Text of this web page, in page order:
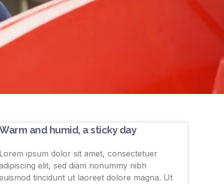
and humid, a sticky day
Lorem ipsum dolor sit amet, consectetuer
elit, sed diam nonummy nibh
tincidunt ut laoreet dolore magna. Ut